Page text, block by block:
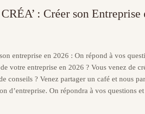
: Créer son Entreprise
entreprise en 2026 : On répond à vos
votre entreprise en 2026 ? Vous venez de
conseils ? Venez partager un café et nous
d’entreprise. On répondra à vos questions